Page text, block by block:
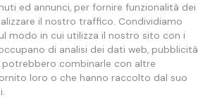
ed annunci, per fornire funzionalità dei
il nostro traffico. Condividiamo
modo in cui utilizza il nostro sito con i
di analisi dei dati web, pubblicità
potrebbero combinarle con altre
loro o che hanno raccolto dal suo